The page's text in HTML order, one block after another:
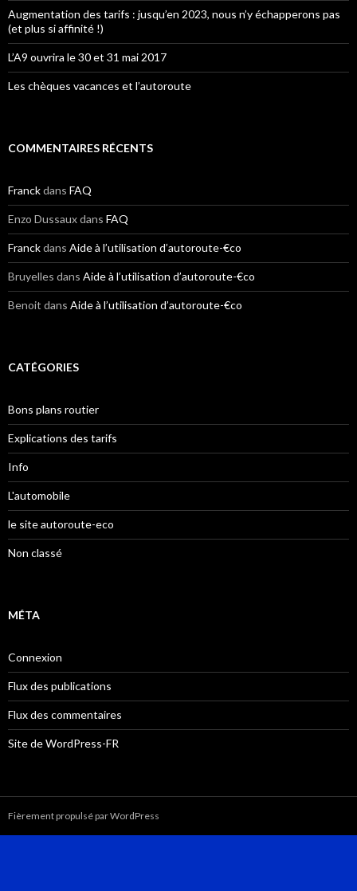
Augmentation des tarifs : jusqu’en 2023, nous n’y échapperons pas
(et plus si affinité !)
L’A9 ouvrira le 30 et 31 mai 2017
Les chèques vacances et l’autoroute
COMMENTAIRES RÉCENTS
Franckdans FAQ
Enzo Dussauxdans FAQ
Franckdans Aide à l’utilisation d’autoroute-€co
Bruyelles dans Aide à l’utilisation d’autoroute-€co
Benoit dans Aide à l’utilisation d’autoroute-€co
CATÉGORIES
Bons plans routier
Explications des tarifs
Info
L'automobile
le site autoroute-eco
Non classé
MÉTA
Connexion
Flux des publications
Flux des commentaires
Site de WordPress-FR
Fièrement propulsé par WordPress